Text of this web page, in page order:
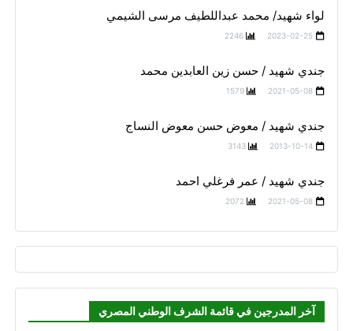
لواء شهيد/ محمد عبداللطيف مرسى الشيمي
2023-02-25
2246
جندي شهيد / حسن زين العابدين محمد
2021-05-08
1579
جندي شهيد / معوض حسن معوض النساج
2013-10-14
3143
جندي شهيد / عمر فرغلي احمد
2021-05-08
2072
آخر المدرجين في قائمة الشرف الوطني المصري